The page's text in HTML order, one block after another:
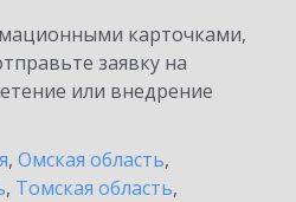
карточками,
заявку на
или внедрение
, Омская область,
, Томская область,